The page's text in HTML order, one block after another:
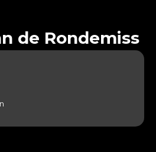
de Rondemiss